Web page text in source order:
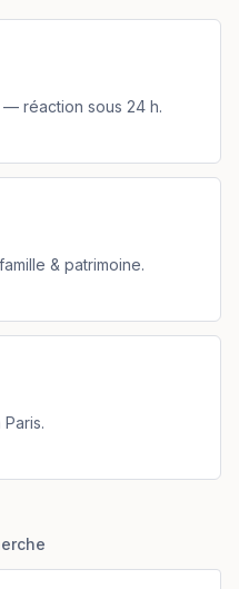
réaction sous 24 h.
& patrimoine.